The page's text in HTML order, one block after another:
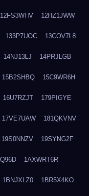
12FS3WHV 12HZ1JWW
133P7UOC 13COV7L8
14NJ13LJ 14PRJLGB
15B2SHBQ 15C9WR6H
16U7RZJT 179PIGYE
17VE7UAW 181QKVNV
19S0NNZV 19SYNG2F
1AXWRT6R
1BNJXLZ0 1BR5X4KO